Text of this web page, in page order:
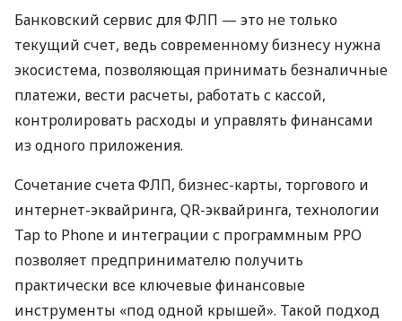
Банковский сервис для ФЛП — это не только
текущий счет, ведь современному бизнесу нужна
экосистема, позволяющая принимать безналичные
платежи, вести расчеты, работать с кассой,
контролировать расходы и управлять финансами
из одного приложения.
Сочетание счета ФЛП, бизнес-карты, торгового и
интернет-эквайринга, QR-эквайринга, технологии
Tap to Phone и интеграции с программным РРО
позволяет предпринимателю получить
практически все ключевые финансовые
инструменты «под одной крышей». Такой подход